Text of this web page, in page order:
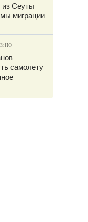
Сеуты
миграции
самолету